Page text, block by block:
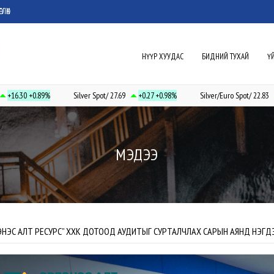
НҮҮР ХУУДАС БИДНИЙ ТУХАЙ
+0.89% Silver Spot/ 27.69 +0.27+0.98% Silver/Euro Spot/ 22.83 +0.25
МЭДЭЭ
АЛТ РЕСУРС” ХХК ДОТООД АУДИТЫГ СУРТАЛЧЛАХ САРЫН АЯНД